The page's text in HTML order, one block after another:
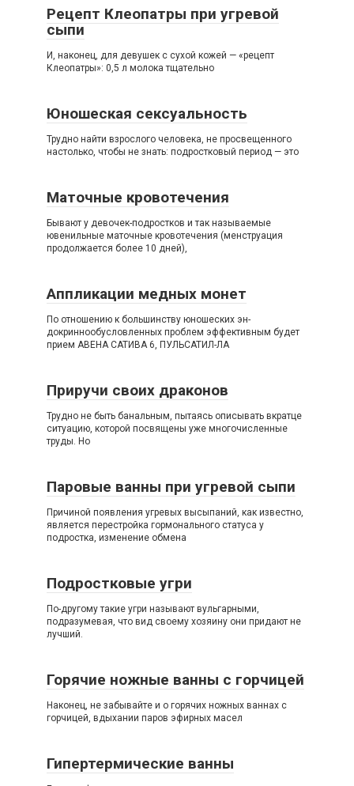
Рецепт Клеопатры при угревой
сыпи
И, наконец, для девушек с сухой кожей — «рецепт
Клеопатры»: 0,5 л молока тщательно
Юношеская сексуальность
Трудно найти взрослого человека, не просвещенного
настолько, чтобы не знать: подростковый период — это
Маточные кровотечения
Бывают у девочек-подростков и так называемые
ювенильные маточные кровотечения (менструация
продолжается более 10 дней),
Аппликации медных монет
По отношению к большинству юношеских эн-
докриннообусловленных проблем эффективным будет
прием АВЕНА САТИВА 6, ПУЛЬСАТИЛ-ЛА
Приручи своих драконов
Трудно не быть банальным, пытаясь описывать вкратце
ситуацию, которой посвящены уже многочисленные
труды. Но
Паровые ванны при угревой сыпи
Причиной появления угревых высыпаний, как известно,
является перестройка гормонального статуса у
подростка, изменение обмена
Подростковые угри
По-другому такие угри называют вульгарными,
подразумевая, что вид своему хозяину они придают не
лучший.
Горячие ножные ванны с горчицей
Наконец, не забывайте и о горячих ножных ваннах с
горчицей, вдыхании паров эфирных масел
Гипертермические ванны